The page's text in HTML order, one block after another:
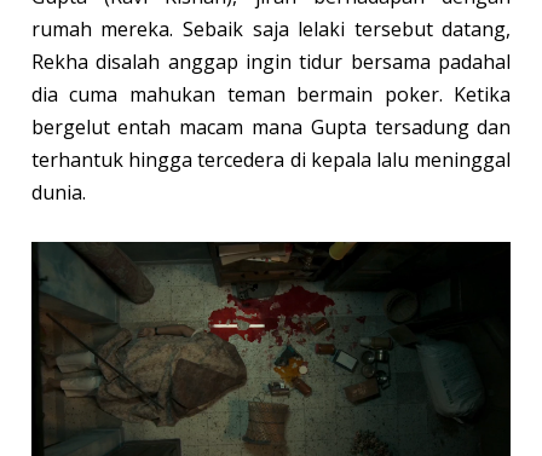
rumah mereka. Sebaik saja lelaki tersebut datang,
Rekha disalah anggap ingin tidur bersama padahal
dia cuma mahukan teman bermain poker. Ketika
bergelut entah macam mana Gupta tersadung dan
terhantuk hingga tercedera di kepala lalu meninggal
dunia.